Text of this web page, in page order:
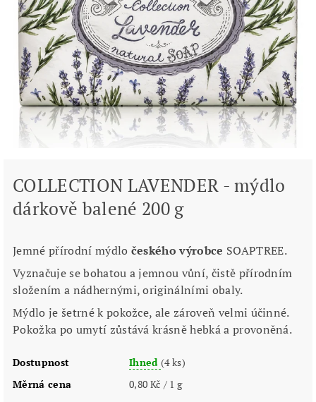
COLLECTION LAVENDER - mýdlo
dárkově balené 200 g
Jemné přírodní mýdlo českého výrobce SOAPTREE.
Vyznačuje se bohatou a jemnou vůní, čistě přírodním
složením a nádhernými, originálními obaly.
Mýdlo je šetrné k pokožce, ale zároveň velmi účinné.
Pokožka po umytí zůstává krásně hebká a provoněná.
Dostupnost Ihned(4 ks)
Měrná cena
0,80 Kč / 1 g